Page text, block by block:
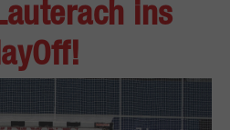
ins